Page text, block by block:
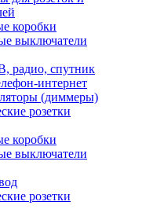
коробки
выключатели
радио, спутник
интернет
(диммеры)
розетки
коробки
выключатели
розетки